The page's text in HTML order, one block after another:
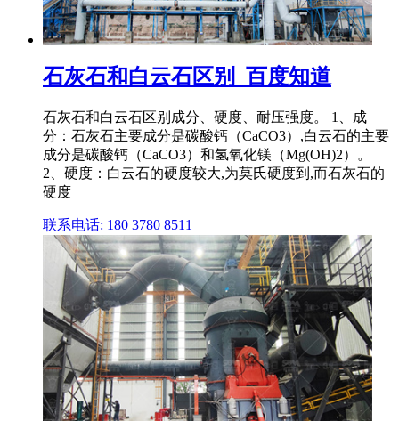
石灰石和白云石区别_百度知道
石灰石和白云石区别成分、硬度、耐压强度。 1、成
分：石灰石主要成分是碳酸钙（CaCO3）,白云石的主要
成分是碳酸钙（CaCO3）和氢氧化镁（Mg(OH)2）。
2、硬度：白云石的硬度较大,为莫氏硬度到,而石灰石的
硬度
联系电话: 180 3780 8511